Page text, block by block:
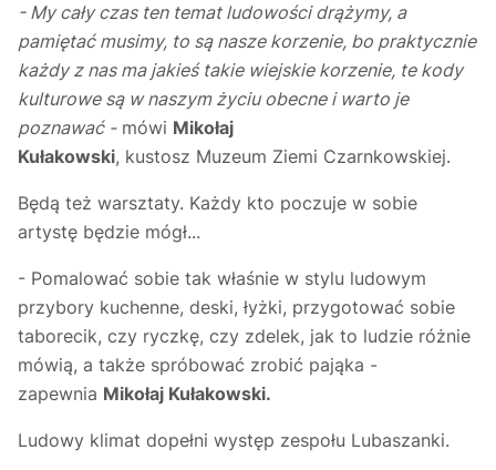
- My cały czas ten temat ludowości drążymy, a
pamiętać musimy, to są nasze korzenie, bo praktycznie
każdy z nas ma jakieś takie wiejskie korzenie, te kody
kulturowe są w naszym życiu obecne i warto je
poznawać -mówi Mikołaj
Kułakowski, kustosz Muzeum Ziemi Czarnkowskiej.
Będą też warsztaty. Każdy kto poczuje w sobie
artystę będzie mógł...
- Pomalować sobie tak właśnie w stylu ludowym
przybory kuchenne, deski, łyżki, przygotować sobie
taborecik, czy ryczkę, czy zdelek, jak to ludzie różnie
mówią, a także spróbować zrobić pająka -
zapewnia Mikołaj Kułakowski.
Ludowy klimat dopełni występ zespołu Lubaszanki.